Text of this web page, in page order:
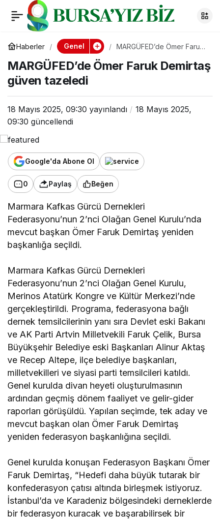
Haberler Genel
MARGÜFED’de Ömer Faruk
MARGÜFED’de Ömer Faruk Demirtaş
güven tazeledi
18 Mayıs 2025, 09:30 yayınlandı
18 Mayıs 2025,
09:30 güncellendi
Google'da Abone Ol
0 Paylaş Beğen
Marmara Kafkas Gürcü Dernekleri
Federasyonu’nun 2’nci Olağan Genel Kurulu’nda
mevcut başkan Ömer Faruk Demirtaş yeniden
başkanlığa seçildi.
Marmara Kafkas Gürcü Dernekleri
Federasyonu’nun 2’nci Olağan Genel Kurulu,
Merinos Atatürk Kongre ve Kültür Merkezi’nde
gerçekleştirildi. Programa, federasyona bağlı
dernek temsilcilerinin yanı sıra Devlet eski Bakanı
ve AK Parti Artvin Milletvekili Faruk Çelik, Bursa
Büyükşehir Belediye eski Başkanları Alinur Aktaş
ve Recep Altepe, ilçe belediye başkanları,
milletvekilleri ve siyasi parti temsilcileri katıldı.
Genel kurulda divan heyeti oluşturulmasının
ardından geçmiş dönem faaliyet ve gelir-gider
raporları görüşüldü. Yapılan seçimde, tek aday ve
mevcut başkan olan Ömer Faruk Demirtaş
yeniden federasyon başkanlığına seçildi.
Genel kurulda konuşan Federasyon Başkanı Ömer
Faruk Demirtaş, “Hedefi daha büyük tutarak bir
konfederasyon çatısı altında birleşmek istiyoruz.
İstanbul’da ve Karadeniz bölgesindeki derneklerde
bir federasyon kuracak ve başarabilirsek bir
MARGÜFED’de Ömer
Faruk Demirtaş
güven tazeledi